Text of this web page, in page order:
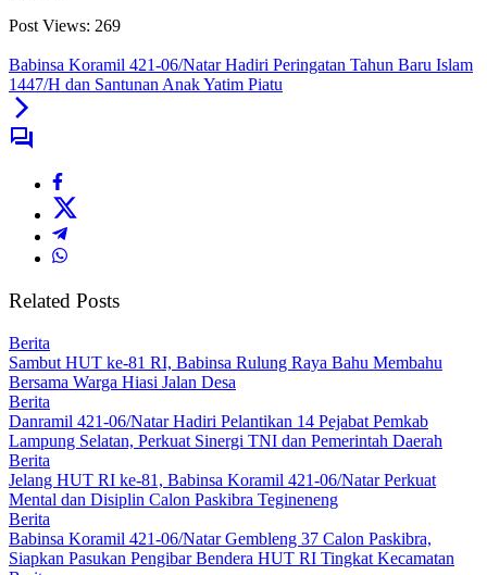
Post Views: 269
Babinsa Koramil 421-06/Natar Hadiri Peringatan Tahun Baru Islam
1447/H dan Santunan Anak Yatim Piatu
Related Posts
Berita
Sambut HUT ke-81 RI, Babinsa Rulung Raya Bahu Membahu
Bersama Warga Hiasi Jalan Desa
Berita
Danramil 421-06/Natar Hadiri Pelantikan 14 Pejabat Pemkab
Lampung Selatan, Perkuat Sinergi TNI dan Pemerintah Daerah
Berita
Jelang HUT RI ke-81, Babinsa Koramil 421-06/Natar Perkuat
Mental dan Disiplin Calon Paskibra Tegineneng
Berita
Babinsa Koramil 421-06/Natar Gembleng 37 Calon Paskibra,
Siapkan Pasukan Pengibar Bendera HUT RI Tingkat Kecamatan